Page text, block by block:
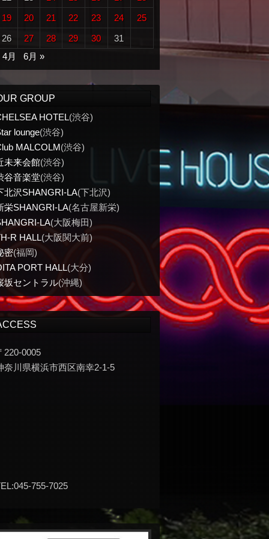
19
20 21 22 23 24
25
26
27 28 29 30
31
4月
6月 »
GROUP
HOTEL(渋谷)
lounge(渋谷)
MALCOLM(渋谷)
未来会館(渋谷)
谷音楽堂(渋谷)
北沢SHANGRI-LA(下北沢)
栄SHANGRI-LA(名古屋新栄)
LA(大阪梅田)
R HALL(大阪関大前)
密(福岡)
PORT HALL(大分)
坂セントラル(沖縄)
220-0005
奈川県横浜市西区南幸2-1-5
755-7025